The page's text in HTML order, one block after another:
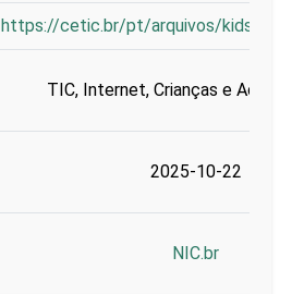
https://cetic.br/pt/arquivos/
TIC, Internet, Crianças e
2025-10-22
NIC.br